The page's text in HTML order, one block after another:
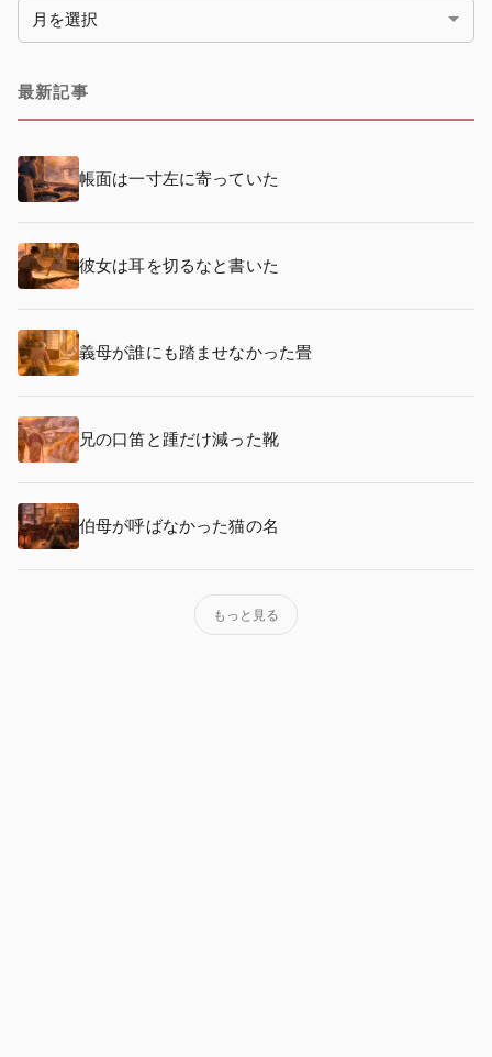
月別アーカイブ
最新記事
帳面は一寸左に寄っていた
彼女は耳を切るなと書いた
義母が誰にも踏ませなかった畳
兄の口笛と踵だけ減った靴
伯母が呼ばなかった猫の名
もっと見る